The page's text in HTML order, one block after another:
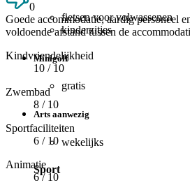
fietsen voor volwassenen
kinderzitjes
Minigolf
gratis
Arts aanwezig
wekelijks
Sport
0
Goede accommodatie, aardig personeel
voldoende afstand tussen de
Kindvriendelijkheid
10 / 10
Zwembad
8 / 10
Sportfaciliteiten
6 / 10
Animatie
6/ 10